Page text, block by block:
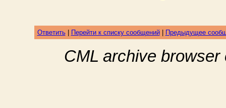
Ответить| Перейти к списку сообщений| Предыдущее
CML archive